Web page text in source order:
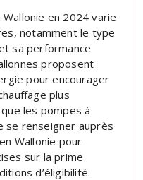
en 2024 varie
notamment le type
sa performance
proposent
pour encourager
plus
les pompes à
se renseigner auprès
Wallonie pour
sur la prime
d’éligibilité.